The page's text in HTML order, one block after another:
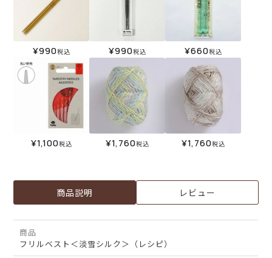
¥990税込 ¥990税込 ¥660税込
¥1,100税込 ¥1,760税込 ¥1,760税込
商品説明 レビュー
商品
フリルベスト＜淡雪シルク＞（レシピ）